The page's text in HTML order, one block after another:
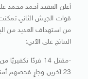
أعلن العقيد أحمد محمد
من استهداف العديد من
النتائج على الآتي:
-مقتل 14 فردًا
23 آخرين وجارٍ فحصهم أمنيًا.